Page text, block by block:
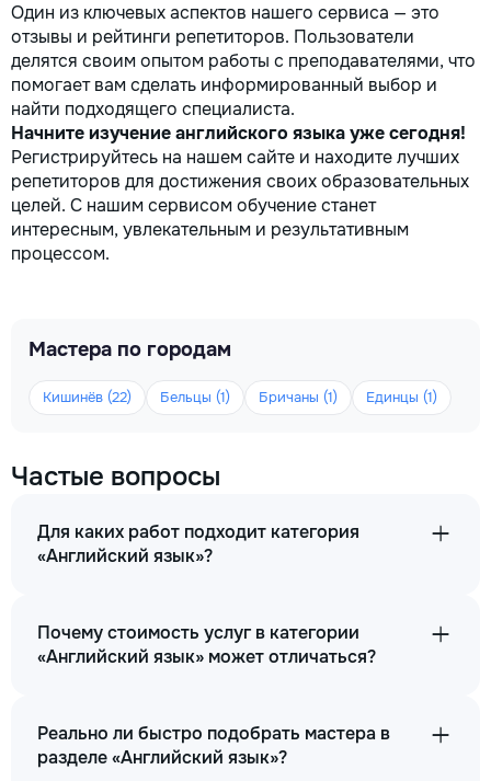
Один из ключевых аспектов нашего сервиса — это
отзывы и рейтинги репетиторов. Пользователи
делятся своим опытом работы с преподавателями, что
помогает вам сделать информированный выбор и
найти подходящего специалиста.
Начните изучение английского языка уже сегодня!
Регистрируйтесь на нашем сайте и находите лучших
репетиторов для достижения своих образовательных
целей. С нашим сервисом обучение станет
интересным, увлекательным и результативным
процессом.
Мастера по городам
Кишинёв (22) Бельцы (1) Бричаны (1) Единцы (1)
Частые вопросы
Для каких работ подходит категория
«Английский язык»?
Почему стоимость услуг в категории
«Английский язык» может отличаться?
Реально ли быстро подобрать мастера в
разделе «Английский язык»?